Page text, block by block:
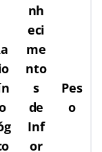
nh
eci
me
nto
s
de
Inf
or
Pes
o